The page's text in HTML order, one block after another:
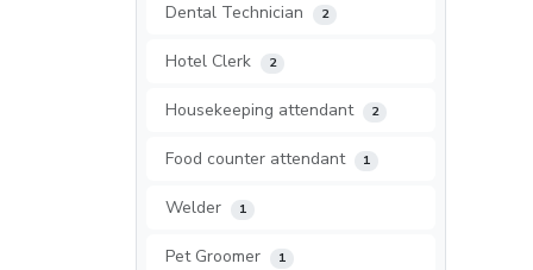
Dental Technician 2
Hotel Clerk 2
Housekeeping attendant 2
Food counter attendant 1
Welder 1
Pet Groomer 1